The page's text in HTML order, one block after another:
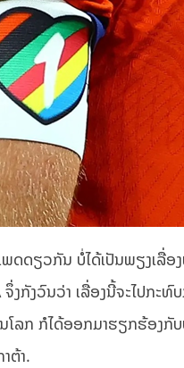
ພດດຽວກັນ ບໍ່ໄດ້ເປັນພຽງເ
ກັງວົນວ່າ ເລື່ອງນີ້ຈະໄປກະທົ
ລກ ກໍໄດ້ອອກມາຮຽກຮ້ອງກັ
ຕ້າ.